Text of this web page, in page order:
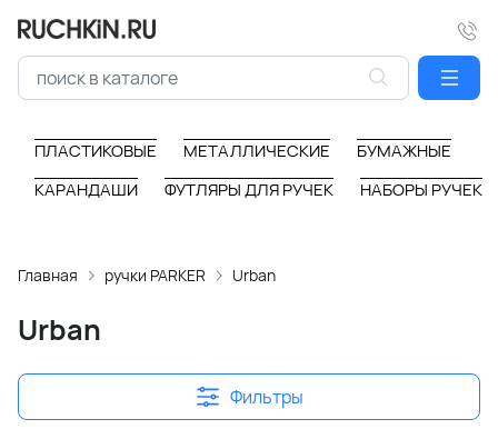
ПЛАСТИКОВЫЕ МЕТАЛЛИЧЕСКИЕ
БУМАЖНЫЕ
КАРАНДАШИ
ФУТЛЯРЫ ДЛЯ РУЧЕК НАБОРЫ РУЧЕК
Главная ручки PARKER Urban
Urban
Фильтры